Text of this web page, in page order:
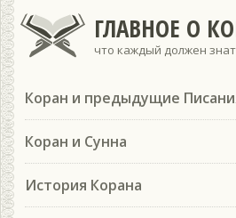
ГЛАВНОЕ О
что каждый должен
Коран и предыдущие
Коран и Сунна
История Корана